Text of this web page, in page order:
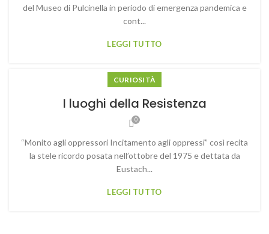
del Museo di Pulcinella in periodo di emergenza pandemica e
cont...
LEGGI TUTTO
CURIOSITÀ
I luoghi della Resistenza
0
“Monito agli oppressori Incitamento agli oppressi” così recita
la stele ricordo posata nell’ottobre del 1975 e dettata da
Eustach...
LEGGI TUTTO